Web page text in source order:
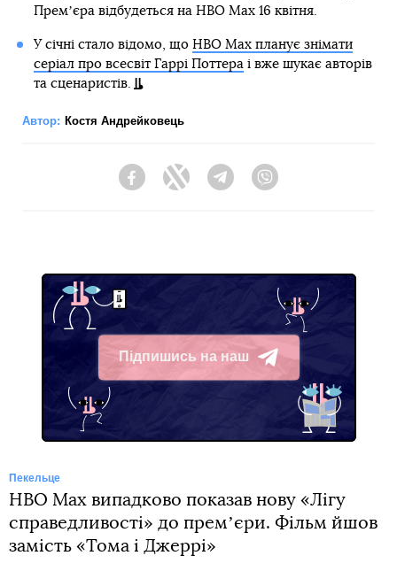
Премʼєра відбудеться на HBO Max 16 квітня.
У січні стало відомо, що HBO Max планує знімати
серіал про всесвіт Гаррі Поттера і вже шукає авторів
та сценаристів.
Автор: Костя Андрейковець
FacebookTwitter Telegram
Підпишись на наш
Telegram
Пекельце
HBO Max випадково показав нову «Лігу
справедливості» до премʼєри. Фільм йшов
замість «Тома і Джеррі»